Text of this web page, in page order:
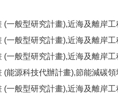
(一般型研究計畫),近海及離岸
(一般型研究計畫),近海及離岸
(一般型研究計畫),近海及離岸
(能源科技代辦計畫),節能減碳
(一般型研究計畫),近海及離岸